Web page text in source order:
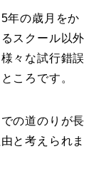
年の歳月をか
スクール以外
々な試行錯誤
ころです。
の道のりが長
と考えられま